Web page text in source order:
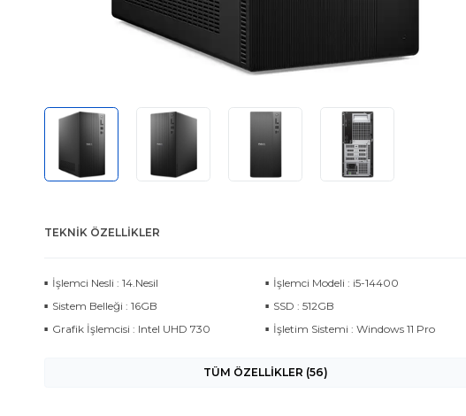
TEKNIK ÖZELLIKLER
İşlemci Nesli : 14.Nesil
İşlemci Modeli : i5-14400
Sistem Belleği : 16GB
SSD : 512GB
Grafik İşlemcisi : Intel UHD 730
İşletim Sistemi : Windows 11 Pro
TÜM ÖZELLİKLER (56)